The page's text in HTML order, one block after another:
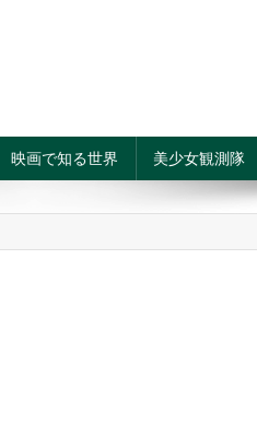
映画で知る世界 美少女観測隊